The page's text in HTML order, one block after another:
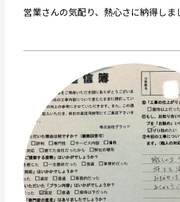
営業さんの気配り、熱心さに納得しま